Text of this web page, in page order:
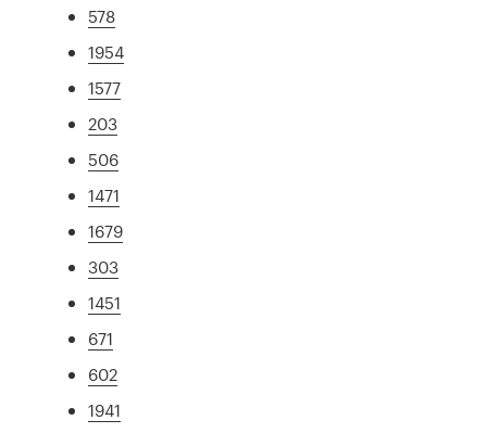
578
1954
1577
203
506
1471
1679
303
1451
671
602
1941